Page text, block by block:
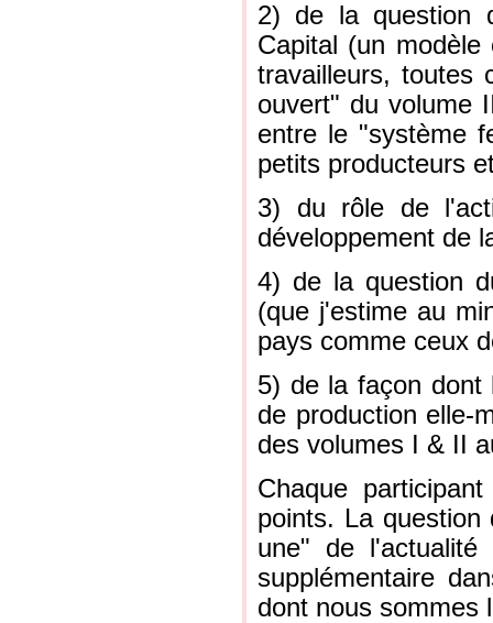
2) de la question
Capital (un
travailleurs, toutes
ouvert" du volume
entre le "système
petits producteurs
3) du rôle de
développement de
4) de la question
(que j'estime au
pays comme ceux
5) de la façon dont
de production elle-
des volumes I & II
Chaque
points. La
une" de
supplémentaire
dont nous sommes